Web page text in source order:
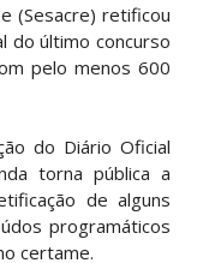
(Sesacre) retificou
do último concurso
pelo menos 600
do Diário Oficial
torna pública a
de alguns
programáticos
certame.